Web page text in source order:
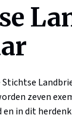
zeven
en in dit